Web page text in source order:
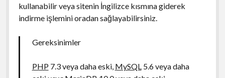
kullanabilir veya sitenin İngilizce kısmına giderek
indirme işlemini oradan sağlayabilirsiniz.
Gereksinimler
PHP7.3 veya daha eski, MySQL 5.6 veya daha